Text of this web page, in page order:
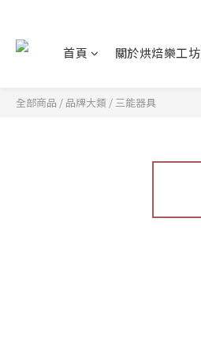
首頁 關於烘焙樂工坊
全部商品 / 品牌大類 / 三能器具